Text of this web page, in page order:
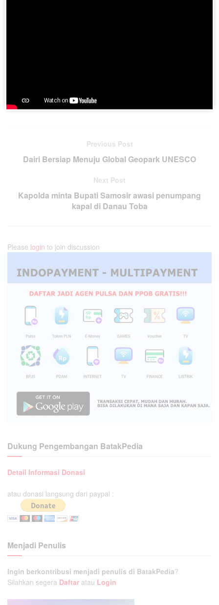
Previous Post
Dairi Bersiap Menuju Global Geopark UNESCO
Next Post
Kapolda minta Bupati Samosir awasi penumpang
kapal di Danau Toba
Please login to join discussion
Dukung Pengembangan BatakPedia
Detail Informasi Donasi
atau donasi langsung dari paypal :
Menjadi Penulis
Ingin berkontribusi menjadi penulis di BatakPedia?
Silahkan segera Daftar atau Login